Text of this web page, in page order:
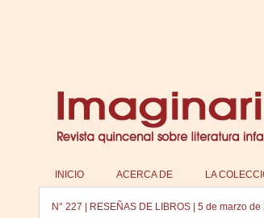
INICIO ACERCA DE LA
N° 227 RESEÑAS DE LIBROS| 5 de marzo de